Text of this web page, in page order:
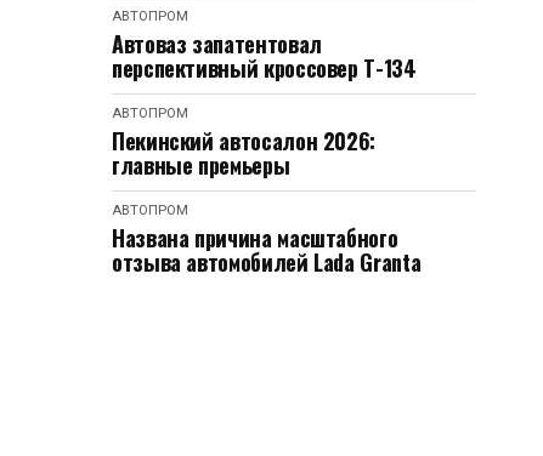
АВТОПРОМ
Автоваз запатентовал
перспективный кроссовер Т-134
АВТОПРОМ
Пекинский автосалон 2026:
главные премьеры
АВТОПРОМ
Названа причина масштабного
отзыва автомобилей Lada Granta